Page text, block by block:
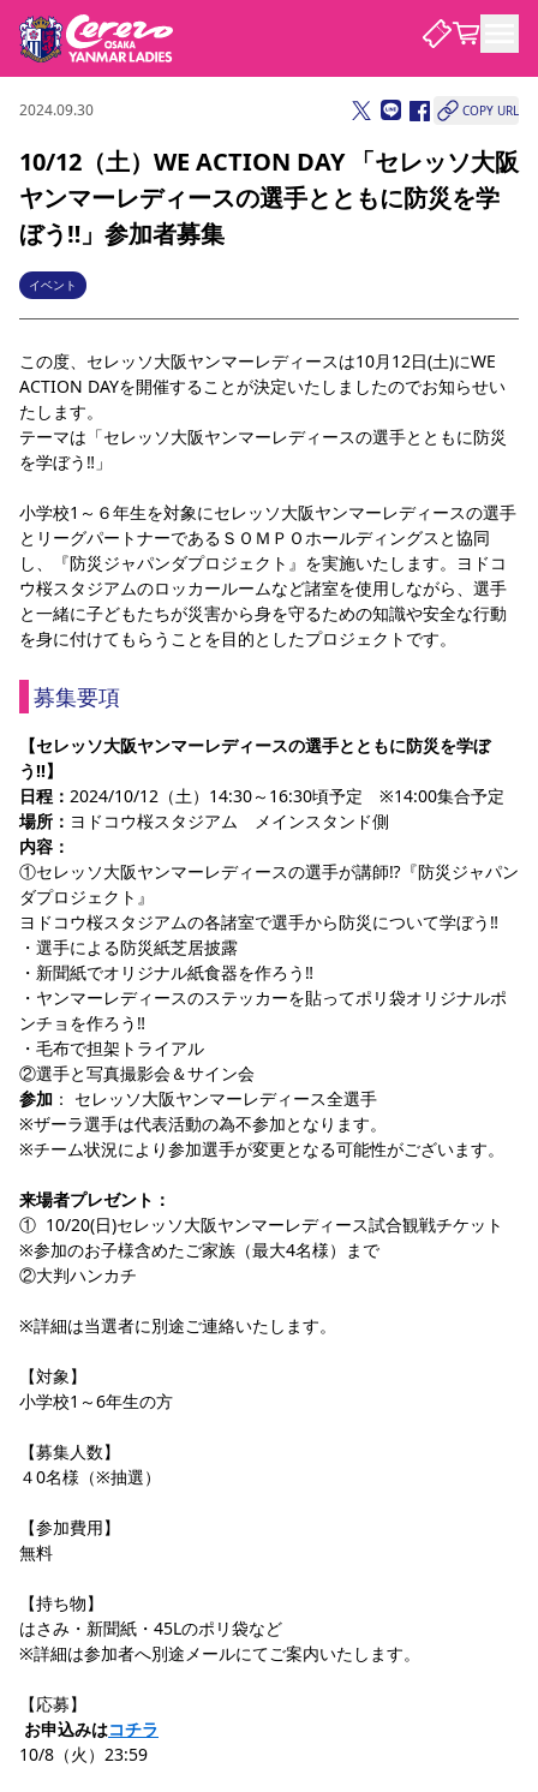
試合・チーム
試合について
試合日程 / 結果 順位表
チームについて
観戦する
チケット
チケット情報 価格・席種 シーズンシート
観戦ガイド
キッズ向けサービス
スタジアム
クラブを知る
セレッソ大阪ヤンマーレデ
ィースについて
クラブ紹介 沿革 シーズン記録
サポートする
パートナー・スポンサー一覧
スポーツクラブ
スポーツクラブ
ニュース
ニュース
セレッソ大阪
アカデミー
2024.09.30 COPY URL
10/12（土）WE ACTION DAY 「セレッソ大阪
ヤンマーレディースの選手とともに防災を学
ぼう‼」参加者募集
イベント
この度、セレッソ大阪ヤンマーレディースは10月12日(土)にWE
ACTION DAYを開催することが決定いたしましたのでお知らせい
たします。
テーマは「セレッソ大阪ヤンマーレディースの選手とともに防災
を学ぼう‼」
小学校1～６年生を対象にセレッソ大阪ヤンマーレディースの選手
とリーグパートナーであるＳＯＭＰＯホールディングスと協同
し、『防災ジャパンダプロジェクト』を実施いたします。ヨドコ
ウ桜スタジアムのロッカールームなど諸室を使用しながら、選手
と一緒に子どもたちが災害から身を守るための知識や安全な行動
を身に付けてもらうことを目的としたプロジェクトです。
募集要項
【セレッソ大阪ヤンマーレディースの選手とともに防災を学ぼ
う‼】
日程： 2024/10/12（土）14:30～16:30頃予定　※14:00集合予定
場所： ヨドコウ桜スタジアム　メインスタンド側
内容：
①セレッソ大阪ヤンマーレディースの選手が講師⁉『防災ジャパン
ダプロジェクト』
ヨドコウ桜スタジアムの各諸室で選手から防災について学ぼう‼
・選手による防災紙芝居披露
・新聞紙でオリジナル紙食器を作ろう‼
・ヤンマーレディースのステッカーを貼ってポリ袋オリジナルポ
ンチョを作ろう‼
・毛布で担架トライアル
②選手と写真撮影会＆サイン会
参加 ： セレッソ大阪ヤンマーレディース全選手
※ザーラ選手は代表活動の為不参加となります。
※チーム状況により参加選手が変更となる可能性がございます。
来場者プレゼント：
①  10/20(日)セレッソ大阪ヤンマーレディース試合観戦チケット
※参加のお子様含めたご家族（最大4名様）まで
②大判ハンカチ
※詳細は当選者に別途ご連絡いたします。
【対象】
小学校1～6年生の方
【募集人数】
４0名様（※抽選）
【参加費用】
無料
【持ち物】
はさみ・新聞紙・45Lのポリ袋など
※詳細は参加者へ別途メールにてご案内いたします。
【応募】
お申込みはコチラ
10/8（火）23:59